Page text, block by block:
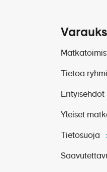
Tietoa
Erityisehdot
Yleiset
Tietosuoja